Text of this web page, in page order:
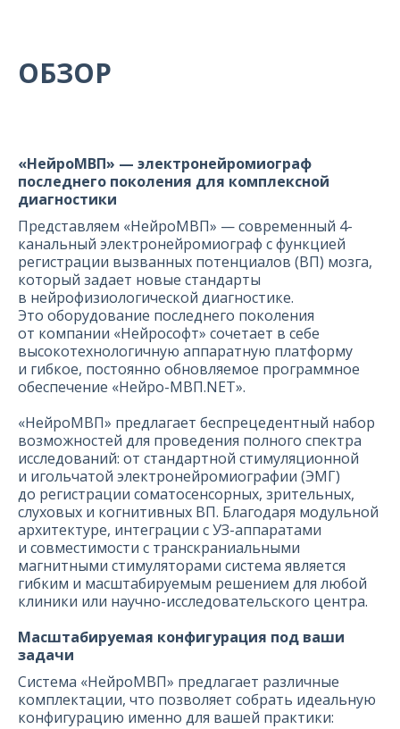
ОБЗОР
«НейроМВП» — электронейромиограф
последнего поколения для комплексной
диагностики
Представляем «НейроМВП» — современный 4-
канальный электронейромиограф с функцией
регистрации вызванных потенциалов (ВП) мозга,
который задает новые стандарты
в нейрофизиологической диагностике.
Это оборудование последнего поколения
от компании «Нейрософт» сочетает в себе
высокотехнологичную аппаратную платформу
и гибкое, постоянно обновляемое программное
обеспечение «Нейро-МВП.NET».
«НейроМВП» предлагает беспрецедентный набор
возможностей для проведения полного спектра
исследований: от стандартной стимуляционной
и игольчатой электронейромиографии (ЭМГ)
до регистрации соматосенсорных, зрительных,
слуховых и когнитивных ВП. Благодаря модульной
архитектуре, интеграции с УЗ-аппаратами
и совместимости с транскраниальными
магнитными стимуляторами система является
гибким и масштабируемым решением для любой
клиники или научно-исследовательского центра.
Масштабируемая конфигурация под ваши
задачи
Система «НейроМВП» предлагает различные
комплектации, что позволяет собрать идеальную
конфигурацию именно для вашей практики: